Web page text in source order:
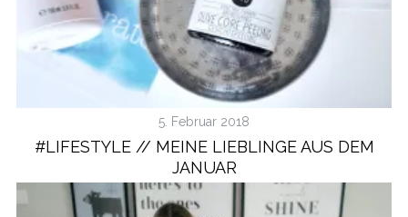
5. Februar 2018
#LIFESTYLE // MEINE LIEBLINGE AUS DEM
JANUAR